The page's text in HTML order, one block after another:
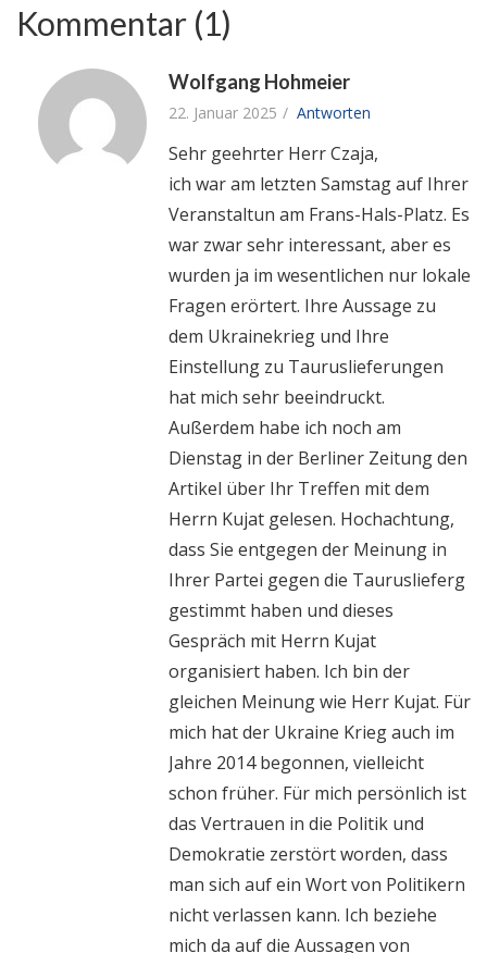
Kommentar (1)
Wolfgang Hohmeier
22. Januar 2025 Antworten
Sehr geehrter Herr Czaja,
ich war am letzten Samstag auf Ihrer
Veranstaltun am Frans-Hals-Platz. Es
war zwar sehr interessant, aber es
wurden ja im wesentlichen nur lokale
Fragen erörtert. Ihre Aussage zu
dem Ukrainekrieg und Ihre
Einstellung zu Tauruslieferungen
hat mich sehr beeindruckt.
Außerdem habe ich noch am
Dienstag in der Berliner Zeitung den
Artikel über Ihr Treffen mit dem
Herrn Kujat gelesen. Hochachtung,
dass Sie entgegen der Meinung in
Ihrer Partei gegen die Tauruslieferg
gestimmt haben und dieses
Gespräch mit Herrn Kujat
organisiert haben. Ich bin der
gleichen Meinung wie Herr Kujat. Für
mich hat der Ukraine Krieg auch im
Jahre 2014 begonnen, vielleicht
schon früher. Für mich persönlich ist
das Vertrauen in die Politik und
Demokratie zerstört worden, dass
man sich auf ein Wort von Politikern
nicht verlassen kann. Ich beziehe
mich da auf die Aussagen von